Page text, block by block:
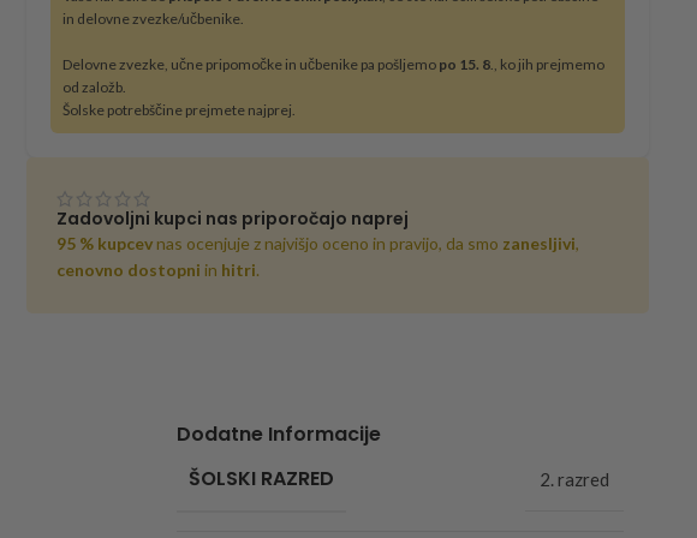
in delovne zvezke/učbenike.
Delovne zvezke, učne pripomočke in učbenike pa pošljemo po 15. 8., ko jih prejmemo
od založb.
Šolske potrebščine prejmete najprej.
Zadovoljni kupci nas priporočajo naprej
95 % kupcev nas ocenjuje z najvišjo oceno in pravijo, da smo zanesljivi,
cenovno dostopni in hitri.
Dodatne Informacije
ŠOLSKI RAZRED
2. razred